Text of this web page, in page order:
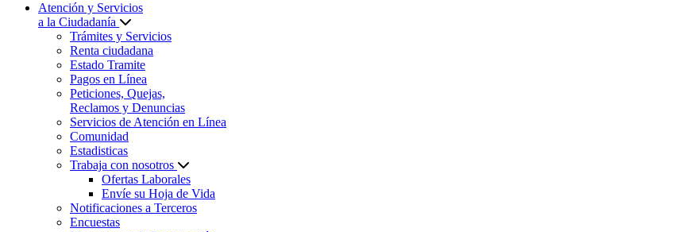
Atención y Servicios
a la Ciudadanía
Trámites y Servicios
Renta ciudadana
Estado Tramite
Pagos en Línea
Peticiones, Quejas,
Reclamos y Denuncias
Servicios de Atención en Línea
Comunidad
Estadisticas
Trabaja con nosotros
Ofertas Laborales
Envíe su Hoja de Vida
Notificaciones a Terceros
Encuestas